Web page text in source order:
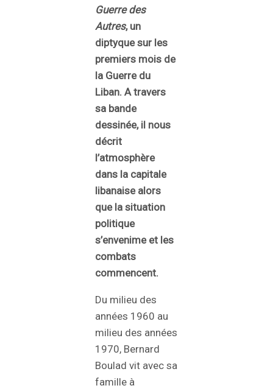
Guerre des
Autres, un
diptyque sur les
premiers mois de
la Guerre du
Liban. A travers
sa bande
dessinée, il nous
décrit
l’atmosphère
dans la capitale
libanaise alors
que la situation
politique
s’envenime et les
combats
commencent.
Du milieu des
années 1960 au
milieu des années
1970, Bernard
Boulad vit avec sa
famille à